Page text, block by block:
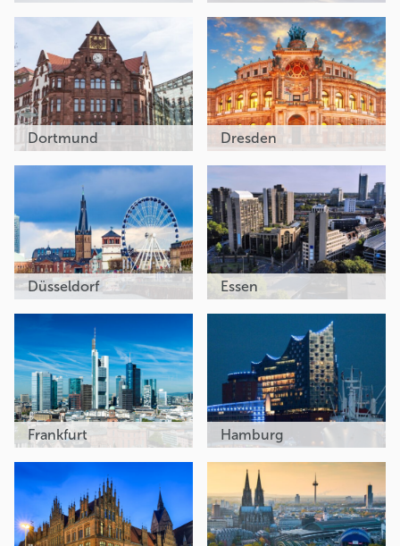
Dortmund Dresden
Düsseldorf Essen
Frankfurt Hamburg